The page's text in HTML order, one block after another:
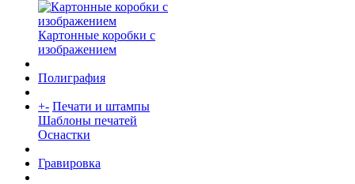
Картонные коробки с
изображением
Полиграфия
+- Печати и штампы
Шаблоны печатей
Оснастки
Гравировка